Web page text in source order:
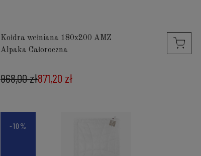
Kołdra wełniana 180x200 AMZ
Alpaka Całoroczna
871,20 zł
968,00 zł
-10%